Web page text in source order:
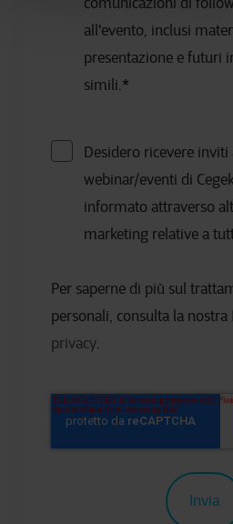
all'evento, inclusi
presentazione e futuri
simili.*
Desidero ricevere inviti
webinar/eventi di
informato attraverso
marketing relative a
Per saperne di più sul
personali, consulta la nostra
privacy.